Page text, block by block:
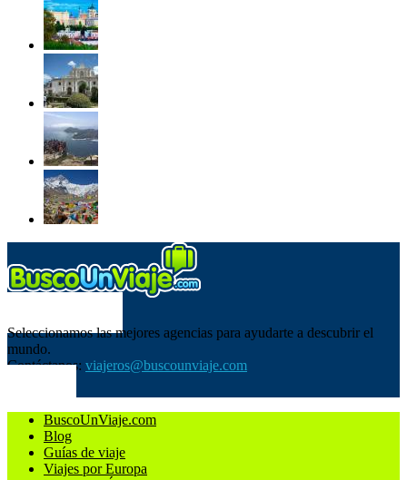
Seleccionamos las mejores agencias para ayudarte a descubrir el
mundo.
Contáctanos: viajeros@buscounviaje.com
BuscoUnViaje.com
Blog
Guías de viaje
Viajes por Europa